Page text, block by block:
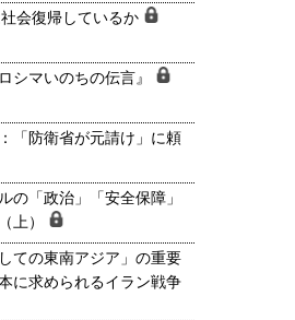
会復帰しているか
シマいのちの伝言』
「防衛省が元請け」に頼
の「政治」「安全保障」
上）
ての東南アジア」の重要
求められるイラン戦争